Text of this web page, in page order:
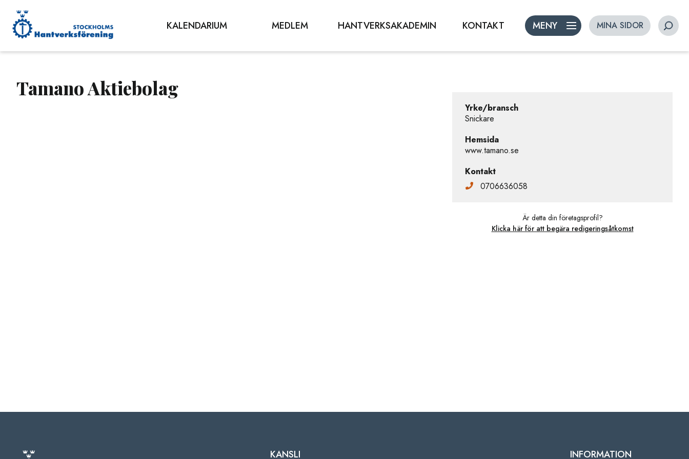
MENY
KALENDARIUM MEDLEM HANTVERKSAKADEMIN KONTAKT MINA SIDOR
Tamano Aktiebolag
Yrke/bransch
Snickare
Hemsida
www.tamano.se
Kontakt
0706636058
Är detta din företagsprofil?
Klicka här för att begära redigeringsåtkomst
KANSLI INFORMATION